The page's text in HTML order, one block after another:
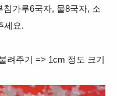
침가루6국자, 물8국자, 소
세요.
려주기 => 1cm 정도 크기